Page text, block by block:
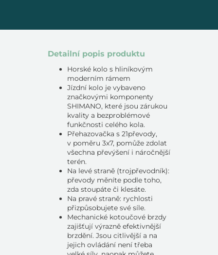
Detailní popis produktu
Horské kolo s hliníkovým
moderním rámem
Jízdní kolo je vybaveno
značkovými komponenty
SHIMANO, které jsou zárukou
kvality a bezproblémové
funkčnosti celého kola.
Přehazovačka s 21převody,
v poměru 3x7, pomůže zdolat
všechna převýšení i náročnější
terén.
Na levé straně (trojpřevodník):
převody měníte podle toho,
zda stoupáte či klesáte.
Na pravé straně: rychlosti
přizpůsobujete své síle.
Mechanické kotoučové brzdy
zajišťují výrazně efektivnější
brzdění. Jsou citlivější a na
jejich ovládání není třeba